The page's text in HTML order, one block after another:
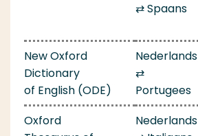
⇄ Spaans
New Oxford
Dictionary
of English (ODE)
Nederlands
⇄
Portugees
Oxford
Nederlands